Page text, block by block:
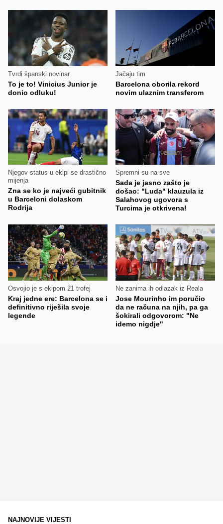
Tvrdi španski novinar
To je to! Vinicius Junior je
donio odluku!
Jačaju tim
Barcelona oborila rekord
novim ulaznim transferom
Njegov status u ekipi se drastično
mijenja
Zna se ko je najveći gubitnik
u Barceloni dolaskom
Rodrija
Spremni su na sve
Sada je jasno zašto je
došao: "Luda" klauzula iz
Salahovog ugovora s
Turcima je otkrivena!
Osvojio je s ekipom 21 trofej
Kraj jedne ere: Barcelona se i
definitivno riješila svoje
legende
Ne zanima ih odlazak iz Reala
Jose Mourinho im poručio
da ne računa na njih, pa ga
šokirali odgovorom: "Ne
idemo nigdje"
NAJNOVIJE VIJESTI